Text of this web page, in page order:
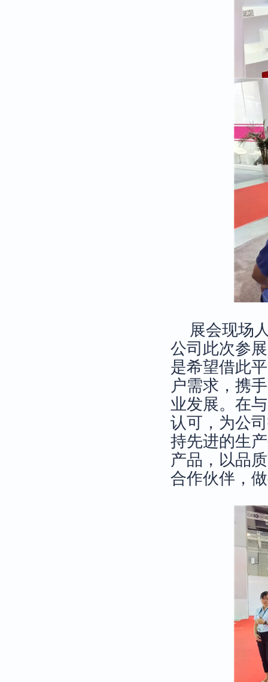
展会现场
公司此次参
是希望借此
户需求，携
业发展。在
认可，为公
持先进的生
产品，以品
合作伙伴，